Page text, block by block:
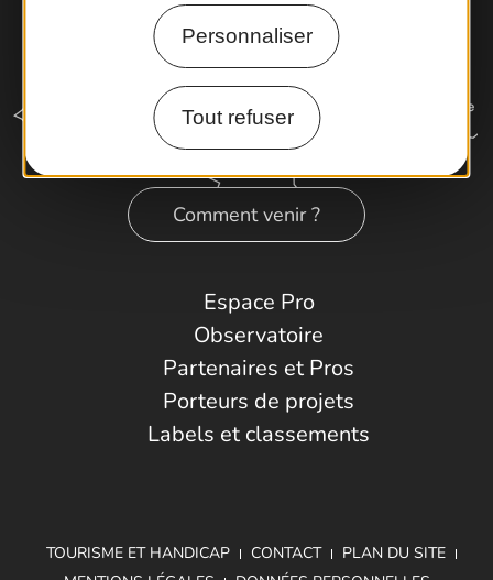
Personnaliser
Tout refuser
Comment venir ?
Espace Pro
Observatoire
Partenaires et Pros
Porteurs de projets
Labels et classements
TOURISME ET HANDICAP CONTACT
PLAN DU SITE